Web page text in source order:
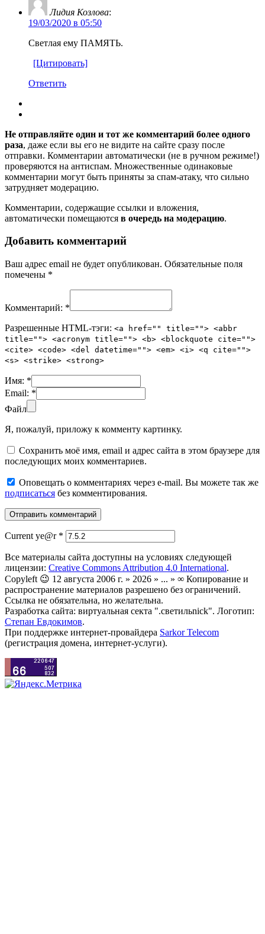
Лидия Козлова:
19/03/2020 в 05:50
Светлая ему ПАМЯТЬ.
[Цитировать]
Ответить
Не отправляйте один и тот же комментарий более одного
раза, даже если вы его не видите на сайте сразу после
отправки. Комментарии автоматически (не в ручном режиме!)
проверяются на антиспам. Множественные одинаковые
комментарии могут быть приняты за спам-атаку, что сильно
затрудняет модерацию.
Комментарии, содержащие ссылки и вложения,
автоматически помещаются в очередь на модерацию.
Добавить комментарий
Ваш адрес email не будет опубликован. Обязательные поля
помечены *
Комментарий: *
Разрешенные HTML-тэги: <a href="" title=""> <abbr
title=""> <acronym title=""> <b> <blockquote cite="">
<cite> <code> <del datetime=""> <em> <i> <q cite="">
<s> <strike> <strong>
Имя: *
Email: *
Файл
Я, пожалуй, приложу к комменту картинку.
Сохранить моё имя, email и адрес сайта в этом браузере для
последующих моих комментариев.
Оповещать о комментариях через e-mail. Вы можете так же
подписаться без комментирования.
Current ye@r *
Все материалы сайта доступны на условиях следующей
лицензии: Creative Commons Attribution 4.0 International.
Copyleft 😉 12 августа 2006 г. » 2026 » ... » ∞ Копирование и
распространение материалов разрешено без ограничений.
Ссылка не обязательна, но желательна.
Разработка сайта: виртуальная секта ".светильnick". Логотип:
Степан Евдокимов.
При поддержке интернет-провайдера Sarkor Telecom
(регистрация домена, интернет-услуги).